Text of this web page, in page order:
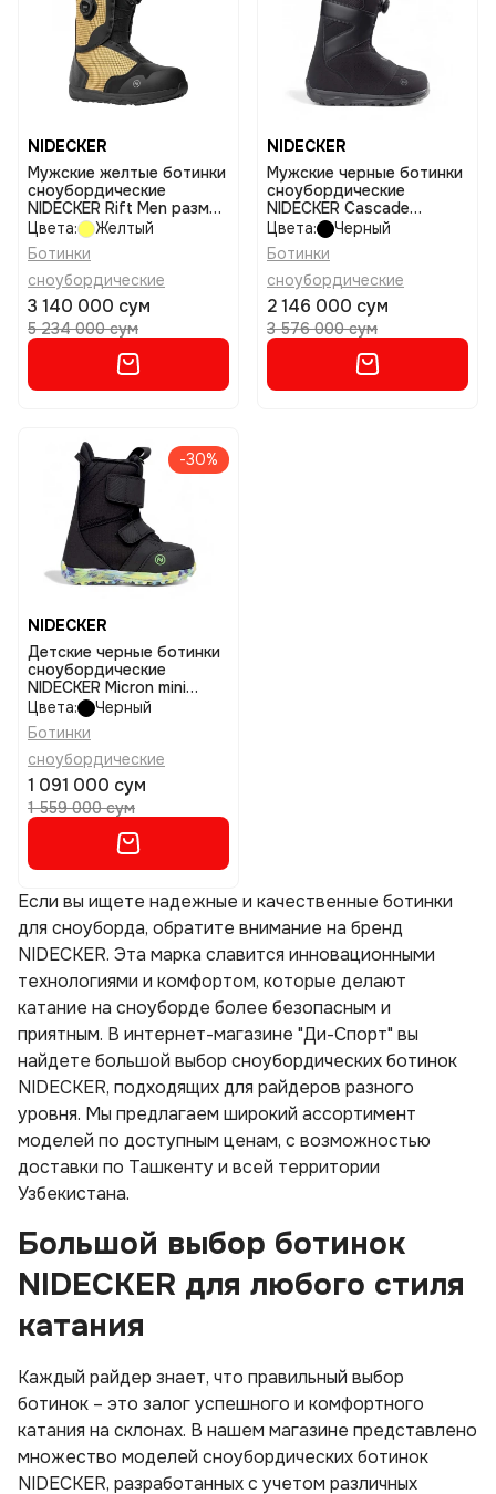
NIDECKER
Мужские желтые ботинки
сноубордические
NIDECKER Rift Men размер
10,5
Цвета:
Желтый
Ботинки
сноубордические
3 140 000 сум
5 234 000 сум
NIDECKER
Мужские черные ботинки
сноубордические
NIDECKER Cascade
размер 120
Цвета:
Черный
Ботинки
сноубордические
2 146 000 сум
3 576 000 сум
-30%
NIDECKER
Детские черные ботинки
сноубордические
NIDECKER Micron mini
размер 13c1
Цвета:
Черный
Ботинки
сноубордические
1 091 000 сум
1 559 000 сум
Если вы ищете надежные и качественные ботинки
для сноуборда, обратите внимание на бренд
NIDECKER. Эта марка славится инновационными
технологиями и комфортом, которые делают
катание на сноуборде более безопасным и
приятным. В интернет-магазине "Ди-Спорт" вы
найдете большой выбор сноубордических ботинок
NIDECKER, подходящих для райдеров разного
уровня. Мы предлагаем широкий ассортимент
моделей по доступным ценам, с возможностью
доставки по Ташкенту и всей территории
Узбекистана.
Большой выбор ботинок
NIDECKER для любого стиля
катания
Каждый райдер знает, что правильный выбор
ботинок – это залог успешного и комфортного
катания на склонах. В нашем магазине представлено
множество моделей сноубордических ботинок
NIDECKER, разработанных с учетом различных